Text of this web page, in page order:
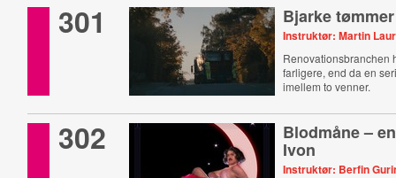
301 Bjarke
Instruktør: Martin
Renovationsbranchen
farligere, end da en
imellem to venner.
302 Blodmåne –
Ivon
Instruktør: Berfin